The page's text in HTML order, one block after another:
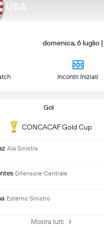
USA
domenica, 6 luglio
Incontri Iniziati
Gol
CONCACAF Gold Cup
Ala Sinistra
Difensore Centrale
Esterno Sinistro
Mostra tutti